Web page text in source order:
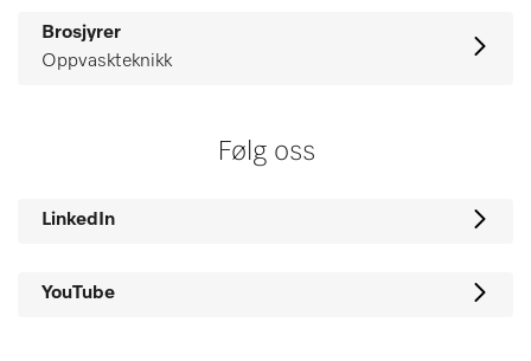
Brosjyrer
Oppvaskteknikk
Følg oss
LinkedIn
YouTube